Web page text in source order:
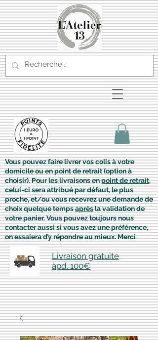
Vous pouvez faire livrer vos colis à votre
domicile ou en point de retrait (option à
choisir). Pour les livraisons enpoint de retrait,
celui-ci sera attribué par défaut, le plus
proche, et/ou vous recevrez une demande de
choix quelque tempsaprèsla validation de
votre panier. Vous pouvez toujours nous
contacter aussi si vous avez une préférence,
on essaiera d’y répondre au mieux. Merci
Livraison gratuite
àpd. 100€